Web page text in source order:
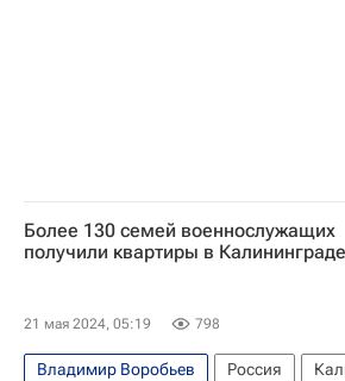
Более 130 семей военнослужащих
получили квартиры в Калининграде
21 мая 2024, 05:19 798
Владимир Воробьев Россия